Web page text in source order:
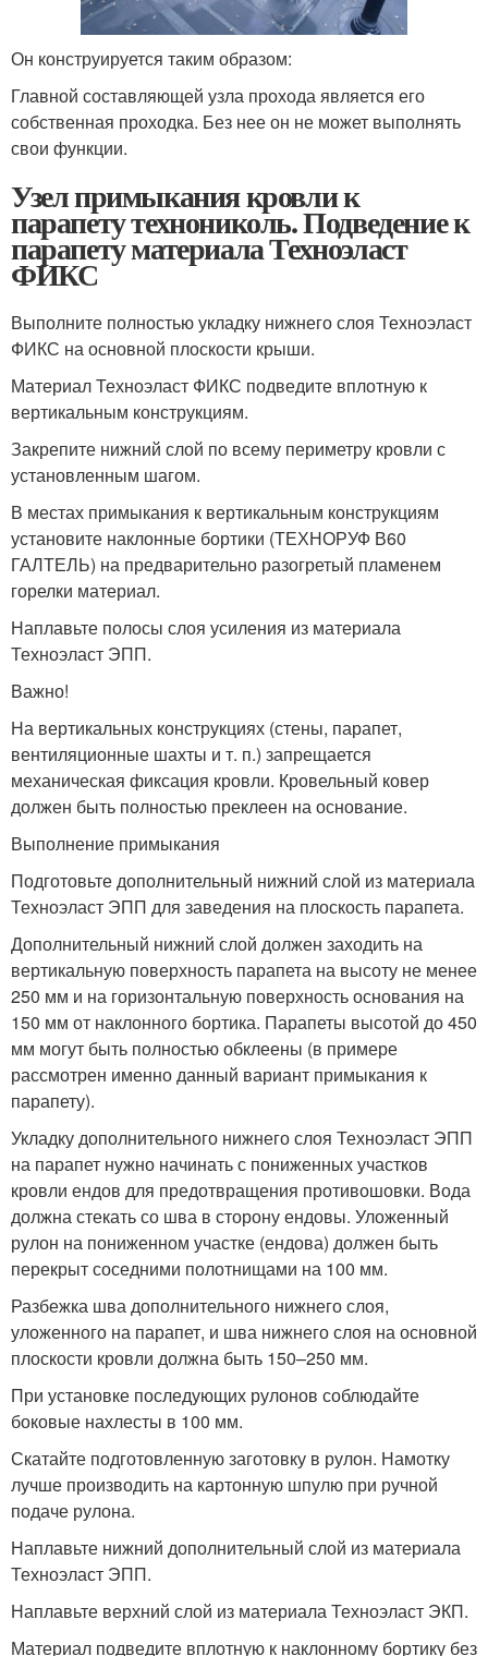
Он конструируется таким образом:
Главной составляющей узла прохода является его
собственная проходка. Без нее он не может выполнять
свои функции.
Узел примыкания кровли к
парапету технониколь. Подведение к
парапету материала Техноэласт
ФИКС
Выполните полностью укладку нижнего слоя Техноэласт
ФИКС на основной плоскости крыши.
Материал Техноэласт ФИКС подведите вплотную к
вертикальным конструкциям.
Закрепите нижний слой по всему периметру кровли с
установленным шагом.
В местах примыкания к вертикальным конструкциям
установите наклонные бортики (ТЕХНОРУФ В60
ГАЛТЕЛЬ) на предварительно разогретый пламенем
горелки материал.
Наплавьте полосы слоя усиления из материала
Техноэласт ЭПП.
Важно!
На вертикальных конструкциях (стены, парапет,
вентиляционные шахты и т. п.) запрещается
механическая фиксация кровли. Кровельный ковер
должен быть полностью преклеен на основание.
Выполнение примыкания
Подготовьте дополнительный нижний слой из материала
Техноэласт ЭПП для заведения на плоскость парапета.
Дополнительный нижний слой должен заходить на
вертикальную поверхность парапета на высоту не менее
250 мм и на горизонтальную поверхность основания на
150 мм от наклонного бортика. Парапеты высотой до 450
мм могут быть полностью обклеены (в примере
рассмотрен именно данный вариант примыкания к
парапету).
Укладку дополнительного нижнего слоя Техноэласт ЭПП
на парапет нужно начинать с пониженных участков
кровли ендов для предотвращения противошовки. Вода
должна стекать со шва в сторону ендовы. Уложенный
рулон на пониженном участке (ендова) должен быть
перекрыт соседними полотнищами на 100 мм.
Разбежка шва дополнительного нижнего слоя,
уложенного на парапет, и шва нижнего слоя на основной
плоскости кровли должна быть 150–250 мм.
При установке последующих рулонов соблюдайте
боковые нахлесты в 100 мм.
Скатайте подготовленную заготовку в рулон. Намотку
лучше производить на картонную шпулю при ручной
подаче рулона.
Наплавьте нижний дополнительный слой из материала
Техноэласт ЭПП.
Наплавьте верхний слой из материала Техноэласт ЭКП.
Материал подведите вплотную к наклонному бортику без